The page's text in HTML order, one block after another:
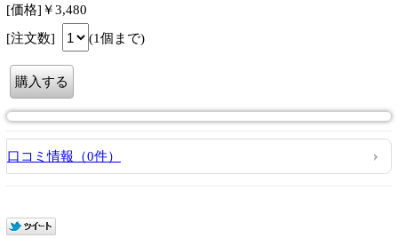
[価格]￥3,480
[注文数]
(1個まで)
口コミ情報（0件）